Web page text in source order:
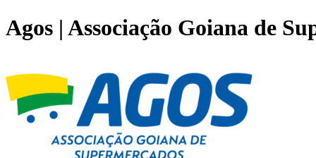
Agos | Associação Goiana de